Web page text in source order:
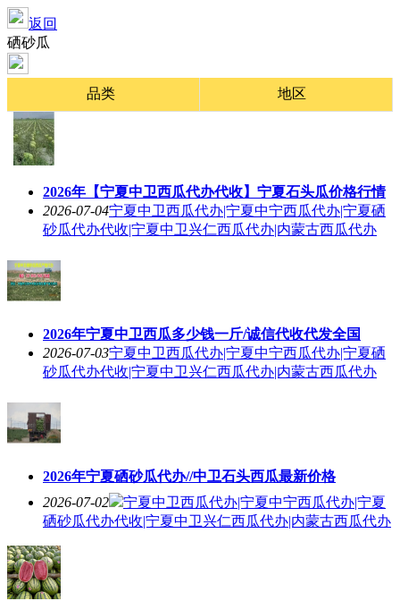
返回
硒砂瓜
品类 地区
2026年【宁夏中卫西瓜代办代收】宁夏石头瓜价格行情
2026-07-04宁夏中卫西瓜代办|宁夏中宁西瓜代办|宁夏硒
砂瓜代办代收|宁夏中卫兴仁西瓜代办|内蒙古西瓜代办
2026年宁夏中卫西瓜多少钱一斤/诚信代收代发全国
2026-07-03宁夏中卫西瓜代办|宁夏中宁西瓜代办|宁夏硒
砂瓜代办代收|宁夏中卫兴仁西瓜代办|内蒙古西瓜代办
2026年宁夏硒砂瓜代办//中卫石头西瓜最新价格
2026-07-02
宁夏中卫西瓜代办|宁夏中宁西瓜代办|宁夏
硒砂瓜代办代收|宁夏中卫兴仁西瓜代办|内蒙古西瓜代办